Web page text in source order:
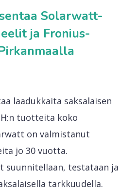
Solarwatt-
ja Fronius-
laadukkaita saksalaisen
tuotteita koko
on valmistanut
jo 30 vuotta.
suunnitellaan, testataan ja
tarkkuudella.